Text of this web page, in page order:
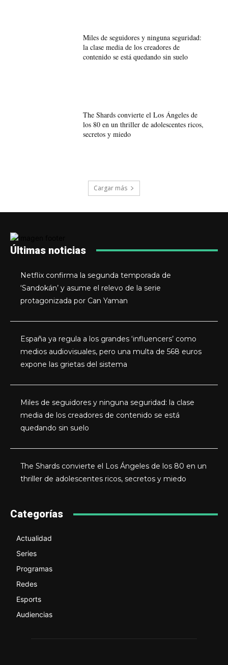
Miles de seguidores y ninguna seguridad:
la clase media de los creadores de
contenido se está quedando sin suelo
The Shards convierte el Los Ángeles de
los 80 en un thriller de adolescentes ricos,
secretos y miedo
Cargar más
Últimas noticias
Netflix confirma la segunda temporada de
‘Sandokán’ y asume el relevo de la serie
protagonizada por Can Yaman
España ya regula a los grandes ‘influencers’ como
medios audiovisuales, pero una multa de 568 euros
expone las grietas del sistema
Miles de seguidores y ninguna seguridad: la clase
media de los creadores de contenido se está
quedando sin suelo
The Shards convierte el Los Ángeles de los 80 en un
thriller de adolescentes ricos, secretos y miedo
Categorías
Actualidad
Series
Programas
Redes
Esports
Audiencias